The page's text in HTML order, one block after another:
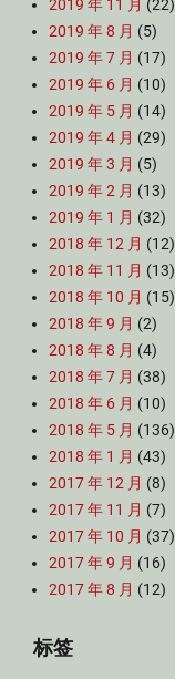
2019 年 11 月 (22)
2019 年 8 月 (5)
2019 年 7 月 (17)
2019 年 6 月 (10)
2019 年 5 月 (14)
2019 年 4 月 (29)
2019 年 3 月 (5)
2019 年 2 月 (13)
2019 年 1 月 (32)
2018 年 12 月 (12)
2018 年 11 月 (13)
2018 年 10 月 (15)
2018 年 9 月 (2)
2018 年 8 月 (4)
2018 年 7 月 (38)
2018 年 6 月 (10)
2018 年 5 月 (136)
2018 年 1 月 (43)
2017 年 12 月 (8)
2017 年 11 月 (7)
2017 年 10 月 (37)
2017 年 9 月 (16)
2017 年 8 月 (12)
标签